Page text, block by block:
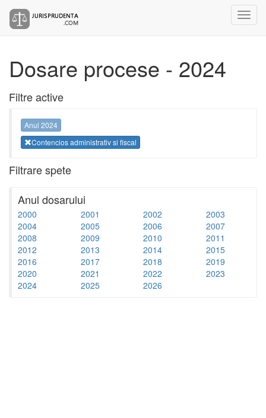
Dosare procese - 2024
Filtre active
Anul 2024
Contencios administrativ si fiscal
Filtrare spete
Anul dosarului
2000 2001 2002
2003
2004
2005 2006
2007
2008
2009 2010
2011
2012
2013 2014
2015
2016
2017 2018
2019
2020
2021 2022
2023
2024
2025 2026